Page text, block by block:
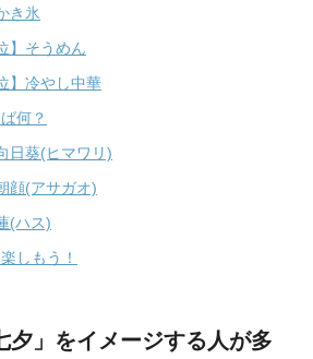
き氷
】そうめん
】冷やし中華
何？
日葵(ヒマワリ)
顔(アサガオ)
(ハス)
しもう！
夕」をイメージする人が多